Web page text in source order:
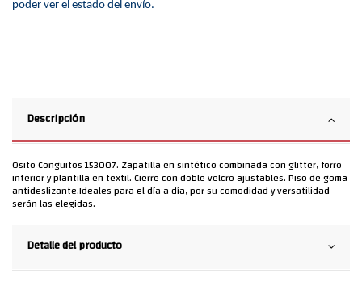
poder ver el estado del envío.
Descripción
Osito Conguitos 153007. Zapatilla en sintético combinada con glitter, forro
interior y plantilla en textil. Cierre con doble velcro ajustables. Piso de goma
antideslizante.Ideales para el día a día, por su comodidad y versatilidad
serán las elegidas.
Detalle del producto